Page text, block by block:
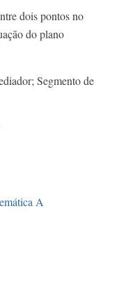
dois pontos no
do plano
Segmento de
A